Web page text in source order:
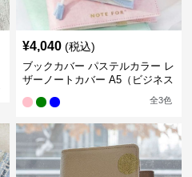
¥4,040 (税込)
ブックカバー パステルカラー レ
ザーノートカバー A5（ビジネス
全3色